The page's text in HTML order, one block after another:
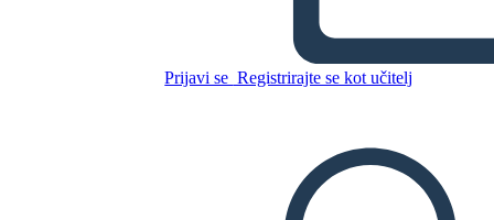
Prijavi se Registrirajte se kot učitelj
Kopirajte to snemalno knjigo
USTVARITE SNEMALNO KNJIGO